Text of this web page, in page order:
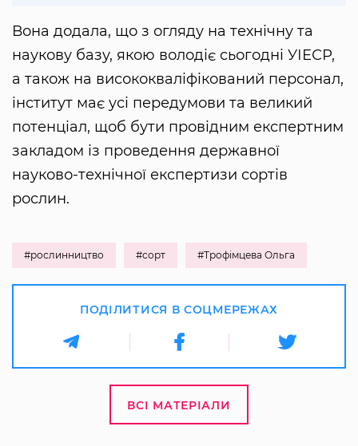
Вона додала, що з огляду на технічну та
наукову базу, якою володіє сьогодні УІЕСР,
а також на висококваліфікований персонал,
інститут має усі передумови та великий
потенціал, щоб бути провідним експертним
закладом із проведення державної
науково-технічної експертизи сортів
рослин.
#рослинництво #сорт #Трофімцева Ольга
ПОДІЛИТИСЯ В СОЦМЕРЕЖАХ
ВСІ МАТЕРІАЛИ